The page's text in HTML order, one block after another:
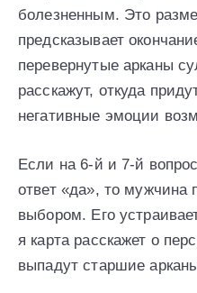
болезненным. Это
предсказывает
перевернутые арканы
расскажут, откуда
негативные эмоции
Если на 6-й и 7-й
ответ «да», то мужчина
выбором. Его
я карта расскажет о
выпадут старшие